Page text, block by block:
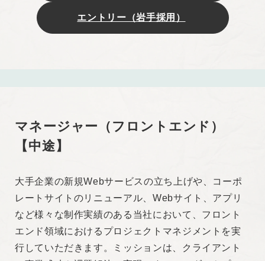
歓迎スキル
開発環境
言語 : HTML、CSS、JavaScript
CMS：WordPress
求める人物像
・新しい技術を学び続け、周りにアウトプットでき
エントリー（岩手採用）
マネージャー（フロントエンド）
【中途】
大手企業の新規Webサービスの立ち上げや、コーポ
レートサイトのリニューアル、Webサイト、アプリ
など様々な制作実績のある当社において、フロント
エンド領域におけるプロジェクトマネジメントを実
行していただきます。ミッションは、クライアント